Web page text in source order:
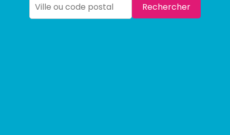
Rechercher